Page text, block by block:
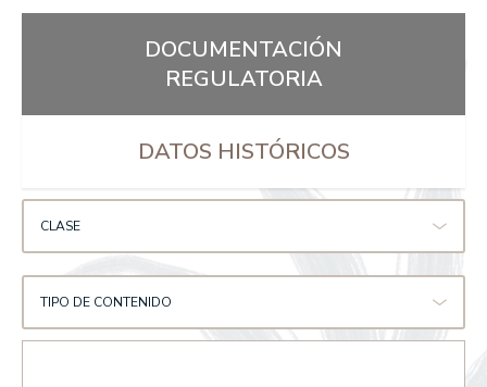
DOCUMENTACIÓN
REGULATORIA
DATOS HISTÓRICOS
CLASE
TIPO DE CONTENIDO